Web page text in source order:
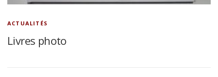
ACTUALITÉS
Livres photo